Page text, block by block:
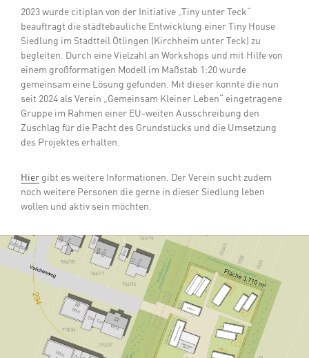
2023 wurde citiplan von der Initiative „Tiny unter Teck“
beauftragt die städtebauliche Entwicklung einer Tiny House
Siedlung im Stadtteil Ötlingen (Kirchheim unter Teck) zu
begleiten. Durch eine Vielzahl an Workshops und mit Hilfe von
einem großformatigen Modell im Maßstab 1:20 wurde
gemeinsam eine Lösung gefunden. Mit dieser konnte die nun
seit 2024 als Verein „Gemeinsam Kleiner Leben“ eingetragene
Gruppe im Rahmen einer EU-weiten Ausschreibung den
Zuschlag für die Pacht des Grundstücks und die Umsetzung
des Projektes erhalten.
Hier gibt es weitere Informationen. Der Verein sucht zudem
noch weitere Personen die gerne in dieser Siedlung leben
wollen und aktiv sein möchten.